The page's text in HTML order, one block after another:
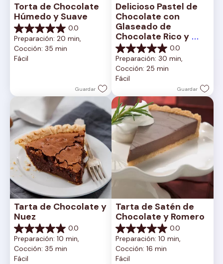
Torta de Chocolate
Húmedo y Suave
0.0
0.0
de
5
estrellas.
Preparación: 20 min,
Cocción: 35 min
Fácil
Guardar
Delicioso Pastel de
Chocolate con
Glaseado de
Chocolate Rico y
Cremoso
0.0
0.0
de
5
estrellas.
Preparación: 30 min,
Cocción: 25 min
Fácil
Guardar
Tarta de Chocolate y
Nuez
0.0
0.0
de
5
estrellas.
Preparación: 10 min,
Cocción: 35 min
Fácil
Tarta de Satén de
Chocolate y Romero
0.0
0.0
de
5
estrellas.
Preparación: 10 min,
Cocción: 16 min
Fácil